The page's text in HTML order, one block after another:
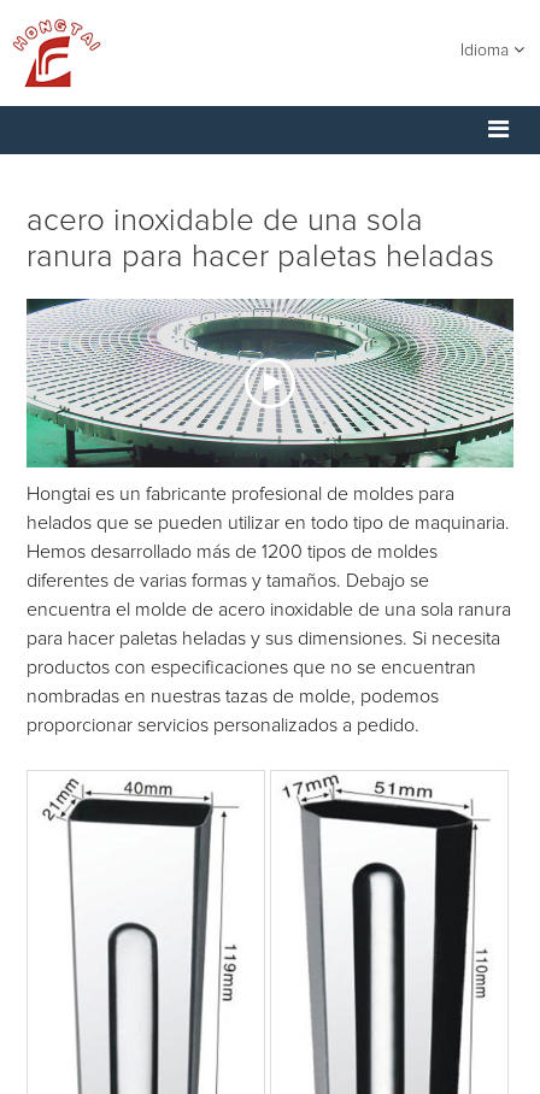
Idioma
acero inoxidable de una sola
ranura para hacer paletas heladas
Hongtai es un fabricante profesional de moldes para
helados que se pueden utilizar en todo tipo de maquinaria.
Hemos desarrollado más de 1200 tipos de moldes
diferentes de varias formas y tamaños. Debajo se
encuentra el molde de acero inoxidable de una sola ranura
para hacer paletas heladas y sus dimensiones. Si necesita
productos con especificaciones que no se encuentran
nombradas en nuestras tazas de molde, podemos
proporcionar servicios personalizados a pedido.